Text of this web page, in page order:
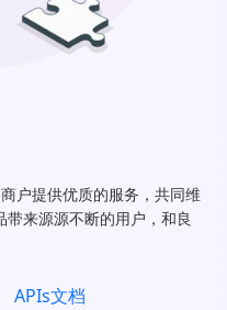
户提供优质的服务，共同维
来源源不断的用户，和良
APIs文档